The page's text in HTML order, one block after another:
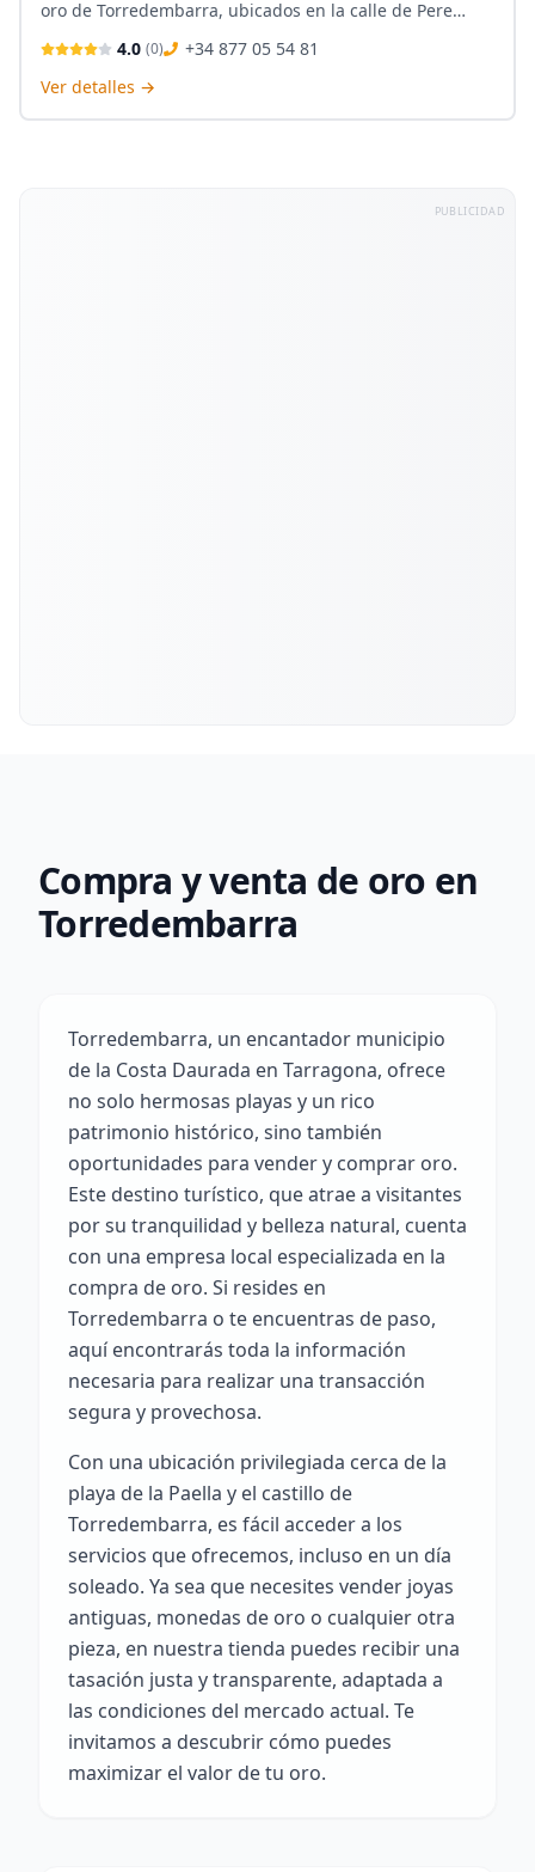
oro de Torredembarra, ubicados en la calle de Pere
del cliente, con el mayor precio del mercado. Cuenta
también con el servicio de empeño y exhibición de
4.0 (0)
+34 877 05 54 81
Ver detalles →
PUBLICIDAD
Compra y venta de oro en
Torredembarra
Torredembarra, un encantador municipio
de la Costa Daurada en Tarragona, ofrece
no solo hermosas playas y un rico
patrimonio histórico, sino también
oportunidades para vender y comprar oro.
Este destino turístico, que atrae a visitantes
por su tranquilidad y belleza natural, cuenta
con una empresa local especializada en la
compra de oro. Si resides en
Torredembarra o te encuentras de paso,
aquí encontrarás toda la información
necesaria para realizar una transacción
segura y provechosa.
Con una ubicación privilegiada cerca de la
playa de la Paella y el castillo de
Torredembarra, es fácil acceder a los
servicios que ofrecemos, incluso en un día
soleado. Ya sea que necesites vender joyas
antiguas, monedas de oro o cualquier otra
pieza, en nuestra tienda puedes recibir una
tasación justa y transparente, adaptada a
las condiciones del mercado actual. Te
invitamos a descubrir cómo puedes
maximizar el valor de tu oro.